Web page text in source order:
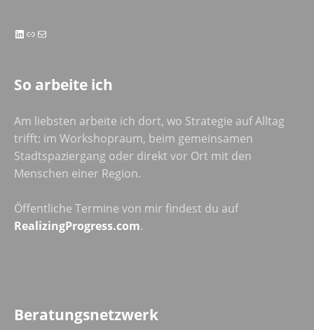
LinkedIn
LinkE-Mail
So arbeite ich
Am liebsten arbeite ich dort, wo Strategie auf Alltag
trifft: im Workshopraum, beim gemeinsamen
Stadtspaziergang oder direkt vor Ort mit den
Menschen einer Region.
Öffentliche Termine von mir findest du auf
RealizingProgress.com.
Beratungsnetzwerk